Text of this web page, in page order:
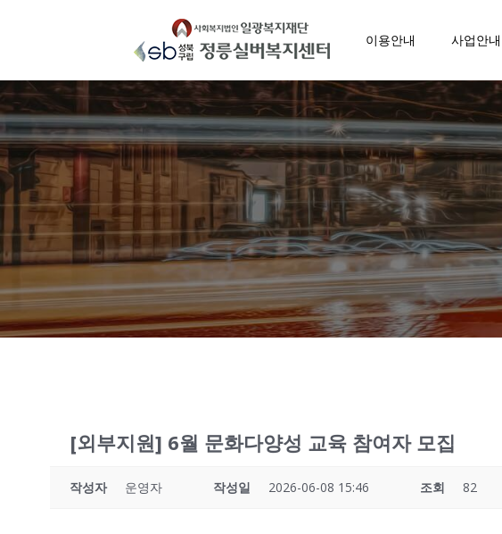
이용안내 사업안내
[외부지원] 6월 문화다양성 교육 참여자 모집
작성자 운영자 작성일 2026-06-08 15:46 조회 82